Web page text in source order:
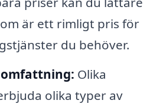
är ett rimligt pris för
du behöver.
Olika
olika typer av